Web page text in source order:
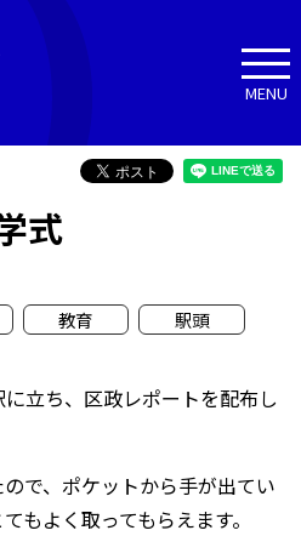
MENU
式
教育 駅頭
立ち、区政レポートを配布し
で、ポケットから手が出てい
もよく取ってもらえます。